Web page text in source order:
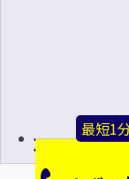
最短1分